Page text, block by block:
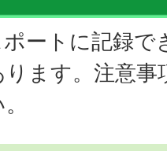
ートに記録で
ります。注意